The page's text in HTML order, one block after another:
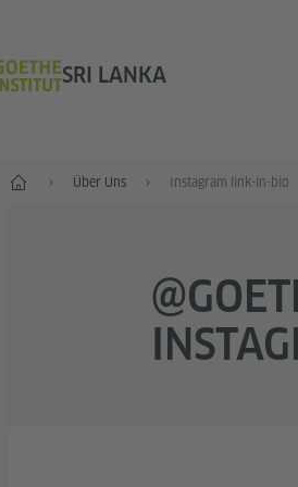
SRI LANKA
Start Über Uns Instagram link-in-bio